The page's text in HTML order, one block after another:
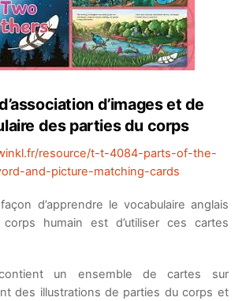
d’images et de
des parties du corps
resource/t-t-4084-parts-of-the-
and-picture-matching-cards
d’apprendre le vocabulaire anglais
humain est d’utiliser ces cartes
un ensemble de cartes sur
des illustrations de parties du corps et